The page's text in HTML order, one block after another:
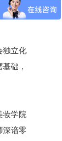
见套
独立化
础，
妆学院
深谙零